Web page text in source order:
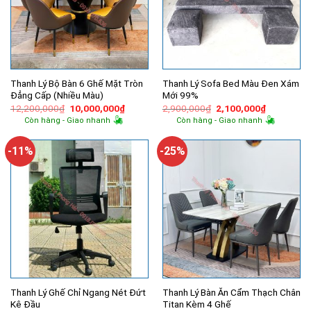
Thanh Lý Bộ Bàn 6 Ghế Mặt Tròn
Đẳng Cấp (Nhiều Màu)
12,200,000₫ Giá
gốc
là:
10,000,000₫Giá
hiện
10,000,000₫.
Còn hàng - Giao nhanh
Thanh Lý Sofa Bed Màu Đen Xám
Mới 99%
2,900,000₫ Giá
gốc
là:
2,100,000₫Giá
hiện
tại
Còn hàng - Giao nhanh
-11%
Thanh Lý Ghế Chỉ Ngang Nét Đứt
Kê Đầu
-25%
Thanh Lý Bàn Ăn Cẩm Thạch Chân
Titan Kèm 4 Ghế